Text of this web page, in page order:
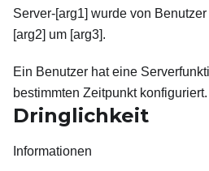
Server-[arg1] wurde von
[arg2] um [arg3].
Ein Benutzer hat eine
bestimmten Zeitpunkt konfiguriert.
Dringlichkeit
Informationen